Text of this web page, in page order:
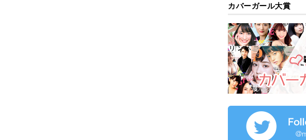
カバーガール大賞